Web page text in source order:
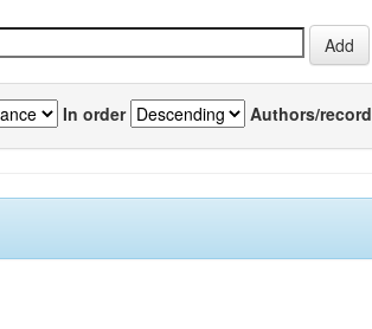
In order Authors/record